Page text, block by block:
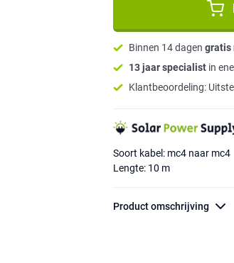
Binnen 14 dagen gratis
13 jaar specialist in
Klantbeoordeling:
Soort kabel: mc4 naar mc4
Lengte: 10 m
Product omschrijving